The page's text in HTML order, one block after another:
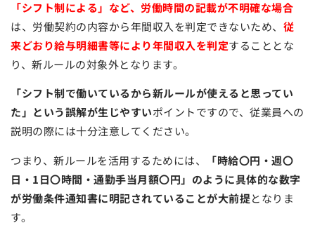
「シフト制による」など、労働時間の記載が不明確な場合
は、労働契約の内容から年間収入を判定できないため、 従
来どおり給与明細書等により年間収入を判定することとな
り、新ルールの対象外となります。
「シフト制で働いているから新ルールが使えると思ってい
た」という誤解が生じやすいポイントですので、従業員への
説明の際には十分注意してください。
つまり、新ルールを活用するためには、
「時給〇円・週〇
日・1日〇時間・通勤手当月額〇円」のように具体的な数字
が労働条件通知書に明記されていることが大前提となりま
す。